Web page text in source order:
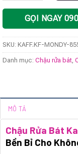
GỌI NGAY
SKU: KAFF.KF-MONDY-
Danh mục: Chậu rửa bát
MÔ TẢ
Chậu Rửa Bát
Bền Bỉ Cho